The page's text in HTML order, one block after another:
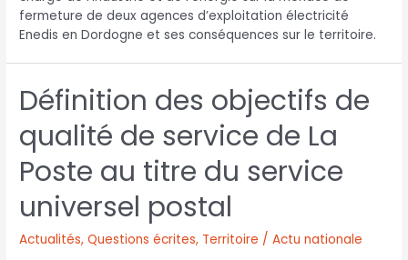
fermeture de deux agences d’exploitation électricité
Enedis en Dordogne et ses conséquences sur le territoire.
Définition des objectifs de
qualité de service de La
Poste au titre du service
universel postal
Actualités,Questions écrites, Territoire / Actu nationale